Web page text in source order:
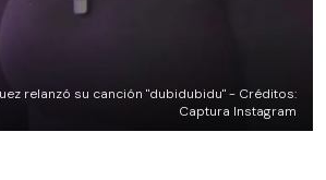
relanzó su canción "dubidubidu" - Créditos:
Captura Instagram